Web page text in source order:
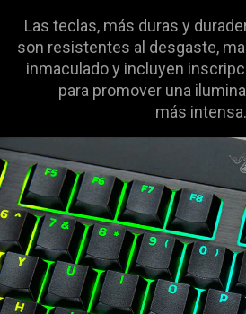
Las teclas, más duras y
son resistentes al desgaste,
inmaculado y incluyen
para promover una
más intensa.